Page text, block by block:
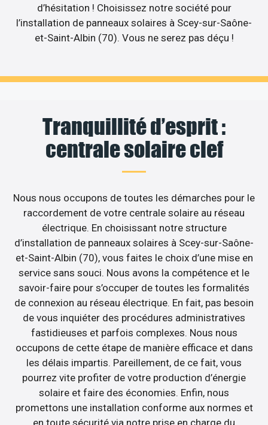
d’hésitation ! Choisissez notre société pour
l’installation de panneaux solaires à Scey-sur-Saône-
et-Saint-Albin (70). Vous ne serez pas déçu !
Tranquillité d’esprit :
centrale solaire clef
Nous nous occupons de toutes les démarches pour le
raccordement de votre centrale solaire au réseau
électrique. En choisissant notre structure
d’installation de panneaux solaires à Scey-sur-Saône-
et-Saint-Albin (70), vous faites le choix d’une mise en
service sans souci. Nous avons la compétence et le
savoir-faire pour s’occuper de toutes les formalités
de connexion au réseau électrique. En fait, pas besoin
de vous inquiéter des procédures administratives
fastidieuses et parfois complexes. Nous nous
occupons de cette étape de manière efficace et dans
les délais impartis. Pareillement, de ce fait, vous
pourrez vite profiter de votre production d’énergie
solaire et faire des économies. Enfin, nous
promettons une installation conforme aux normes et
en toute sécurité via notre prise en charge du